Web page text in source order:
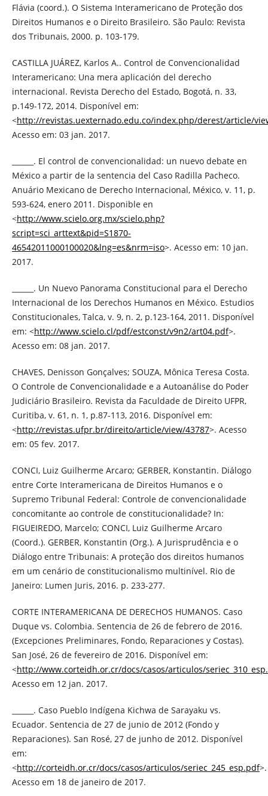
Flávia (coord.). O Sistema Interamericano de Proteção dos
Direitos Humanos e o Direito Brasileiro. São Paulo: Revista
dos Tribunais, 2000. p. 103-179.
CASTILLA JUÁREZ, Karlos A.. Control de Convencionalidad
Interamericano: Una mera aplicación del derecho
internacional. Revista Derecho del Estado, Bogotá, n. 33,
p.149-172, 2014. Disponível em:
<http://revistas.uexternado.edu.co/index.php/derest/article/
Acesso em: 03 jan. 2017.
______. El control de convencionalidad: un nuevo debate en
México a partir de la sentencia del Caso Radilla Pacheco.
Anuário Mexicano de Derecho Internacional, México, v. 11, p.
593-624, enero 2011. Disponible en
<http://www.scielo.org.mx/scielo.php?
script=sci_arttext&pid=S1870-
46542011000100020&lng=es&nrm=iso>. Acesso em: 10 jan.
2017.
______. Un Nuevo Panorama Constitucional para el Derecho
Internacional de los Derechos Humanos en México. Estudios
Constitucionales, Talca, v. 9, n. 2, p.123-164, 2011. Disponível
em: <http://www.scielo.cl/pdf/estconst/v9n2/art04.pdf>.
Acesso em: 08 jan. 2017.
CHAVES, Denisson Gonçalves; SOUZA, Mônica Teresa Costa.
O Controle de Convencionalidade e a Autoanálise do Poder
Judiciário Brasileiro. Revista da Faculdade de Direito UFPR,
Curitiba, v. 61, n. 1, p.87-113, 2016. Disponível em:
<http://revistas.ufpr.br/direito/article/view/43787>. Acesso
em: 05 fev. 2017.
CONCI, Luiz Guilherme Arcaro; GERBER, Konstantin. Diálogo
entre Corte Interamericana de Direitos Humanos e o
Supremo Tribunal Federal: Controle de convencionalidade
concomitante ao controle de constitucionalidade? In:
FIGUEIREDO, Marcelo; CONCI, Luiz Guilherme Arcaro
(Coord.). GERBER, Konstantin (Org.). A Jurisprudência e o
Diálogo entre Tribunais: A proteção dos direitos humanos
em um cenário de constitucionalismo multinível. Rio de
Janeiro: Lumen Juris, 2016. p. 233-277.
CORTE INTERAMERICANA DE DERECHOS HUMANOS. Caso
Duque vs. Colombia. Sentencia de 26 de febrero de 2016.
(Excepciones Preliminares, Fondo, Reparaciones y Costas).
San José, 26 de fevereiro de 2016. Disponível em:
<http://www.corteidh.or.cr/docs/casos/articulos/
Acesso em 12 jan. 2017.
______. Caso Pueblo Indígena Kichwa de Sarayaku vs.
Ecuador. Sentencia de 27 de junio de 2012 (Fondo y
Reparaciones). San Rosé, 27 de junho de 2012. Disponível
em:
<http://corteidh.or.cr/docs/casos/articulos/seriec_245_esp.pdf>.
Acesso em 18 de janeiro de 2017.